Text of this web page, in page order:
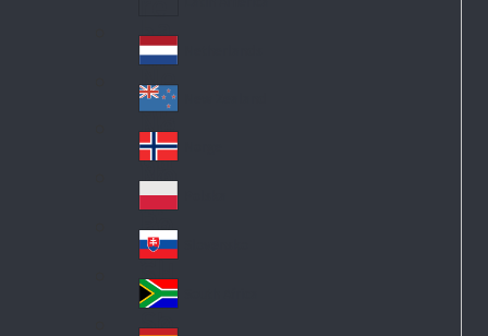
a
La
tin
A
m
eri
ca
Ne
th
erl
an
ds
Ne
w
Ze
al
an
d
No
rw
ay
Po
la
nd
Sl
ov
ak
So